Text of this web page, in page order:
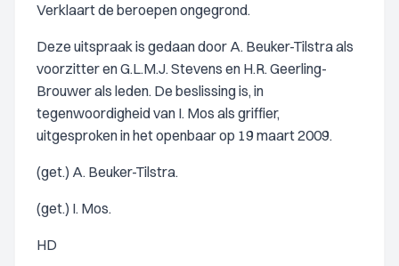
Verklaart de beroepen ongegrond.
Deze uitspraak is gedaan door A. Beuker-Tilstra als
voorzitter en G.L.M.J. Stevens en H.R. Geerling-
Brouwer als leden. De beslissing is, in
tegenwoordigheid van I. Mos als griffier,
uitgesproken in het openbaar op 19 maart 2009.
(get.) A. Beuker-Tilstra.
(get.) I. Mos.
HD